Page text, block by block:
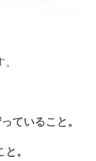
ていること。
。